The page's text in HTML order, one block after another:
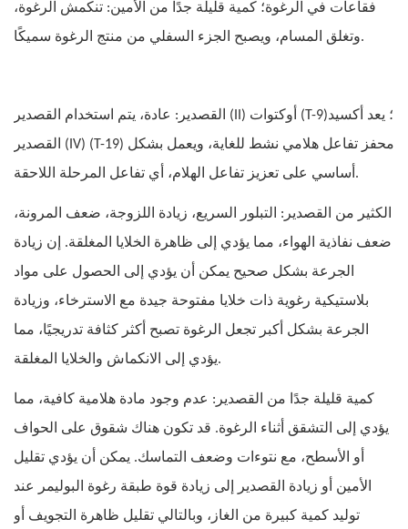
فقاعات في الرغوة؛ كمية قليلة جدًا من الأمين: تنكمش الرغوة،
وتغلق المسام، ويصبح الجزء السفلي من منتج الرغوة سميكًا.
القصدير: عادة، يتم استخدام القصدير (II) أوكتوات (T-9)؛ يعد أكسيد
القصدير (IV) (T-19) محفز تفاعل هلامي نشط للغاية، ويعمل بشكل
أساسي على تعزيز تفاعل الهلام، أي تفاعل المرحلة اللاحقة.
الكثير من القصدير: التبلور السريع، زيادة اللزوجة، ضعف المرونة،
ضعف نفاذية الهواء، مما يؤدي إلى ظاهرة الخلايا المغلقة. إن زيادة
الجرعة بشكل صحيح يمكن أن يؤدي إلى الحصول على مواد
بلاستيكية رغوية ذات خلايا مفتوحة جيدة مع الاسترخاء، وزيادة
الجرعة بشكل أكبر تجعل الرغوة تصبح أكثر كثافة تدريجيًا، مما
يؤدي إلى الانكماش والخلايا المغلقة.
كمية قليلة جدًا من القصدير: عدم وجود مادة هلامية كافية، مما
يؤدي إلى التشقق أثناء الرغوة. قد تكون هناك شقوق على الحواف
أو الأسطح، مع نتوءات وضعف التماسك. يمكن أن يؤدي تقليل
الأمين أو زيادة القصدير إلى زيادة قوة طبقة رغوة البوليمر عند
توليد كمية كبيرة من الغاز، وبالتالي تقليل ظاهرة التجويف أو